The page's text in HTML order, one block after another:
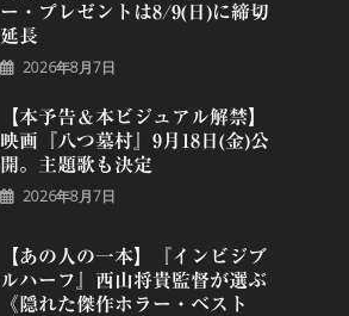
ー・プレゼントは8/9(日)に締切
延長
2026年8月7日
【本予告＆本ビジュアル解禁】
映画『八つ墓村』9月18日(金)公
開。主題歌も決定
2026年8月7日
【あの人の一本】『インビジブ
ルハーフ』⻄⼭将貴監督が選ぶ
《隠れた傑作ホラー・ベスト